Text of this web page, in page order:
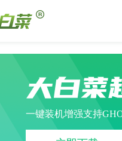
大白菜
一键装机增强支持